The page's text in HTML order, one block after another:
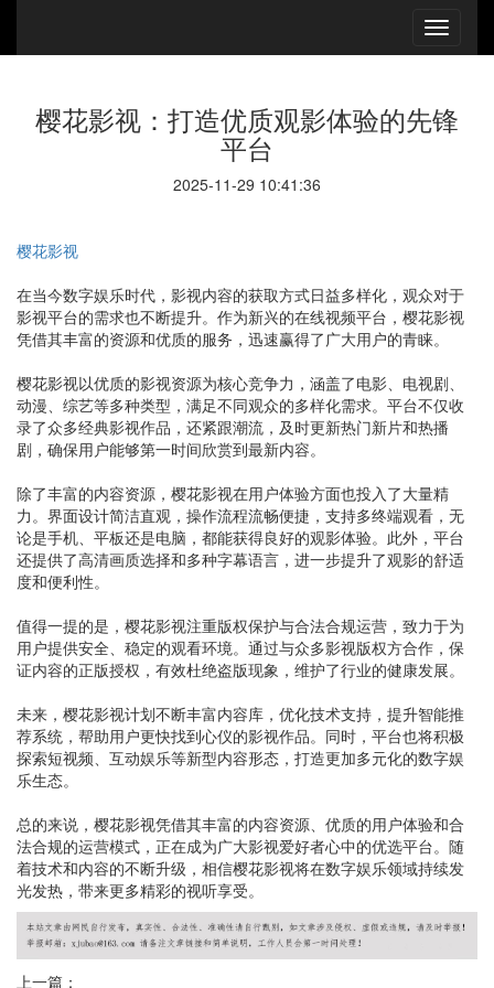
樱花影视：打造优质观影体验的先锋
平台
2025-11-29 10:41:36
樱花影视
在当今数字娱乐时代，影视内容的获取方式日益多样化，观众对于
影视平台的需求也不断提升。作为新兴的在线视频平台，樱花影视
凭借其丰富的资源和优质的服务，迅速赢得了广大用户的青睐。
樱花影视以优质的影视资源为核心竞争力，涵盖了电影、电视剧、
动漫、综艺等多种类型，满足不同观众的多样化需求。平台不仅收
录了众多经典影视作品，还紧跟潮流，及时更新热门新片和热播
剧，确保用户能够第一时间欣赏到最新内容。
除了丰富的内容资源，樱花影视在用户体验方面也投入了大量精
力。界面设计简洁直观，操作流程流畅便捷，支持多终端观看，无
论是手机、平板还是电脑，都能获得良好的观影体验。此外，平台
还提供了高清画质选择和多种字幕语言，进一步提升了观影的舒适
度和便利性。
值得一提的是，樱花影视注重版权保护与合法合规运营，致力于为
用户提供安全、稳定的观看环境。通过与众多影视版权方合作，保
证内容的正版授权，有效杜绝盗版现象，维护了行业的健康发展。
未来，樱花影视计划不断丰富内容库，优化技术支持，提升智能推
荐系统，帮助用户更快找到心仪的影视作品。同时，平台也将积极
探索短视频、互动娱乐等新型内容形态，打造更加多元化的数字娱
乐生态。
总的来说，樱花影视凭借其丰富的内容资源、优质的用户体验和合
法合规的运营模式，正在成为广大影视爱好者心中的优选平台。随
着技术和内容的不断升级，相信樱花影视将在数字娱乐领域持续发
光发热，带来更多精彩的视听享受。
上一篇：